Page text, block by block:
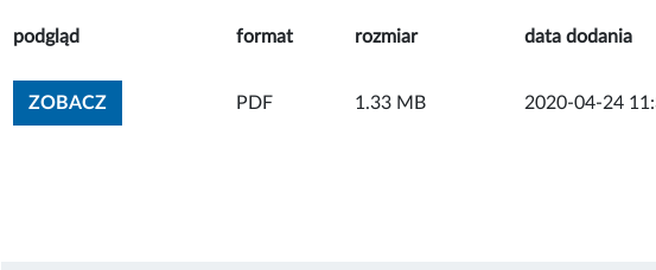
podgląd format rozmiar data dodania
ZOBACZZOBACZ ZAŁĄCZNIK
PDF 1.33 MB 2020-04-24